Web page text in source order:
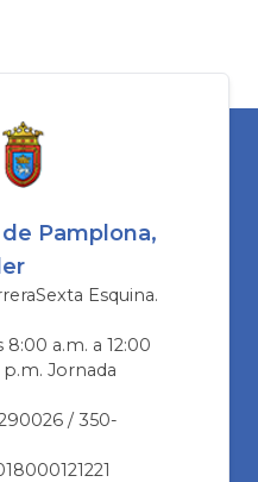
Pamplona,
Esquina.
a.m. a 12:00
Jornada
/ 350-